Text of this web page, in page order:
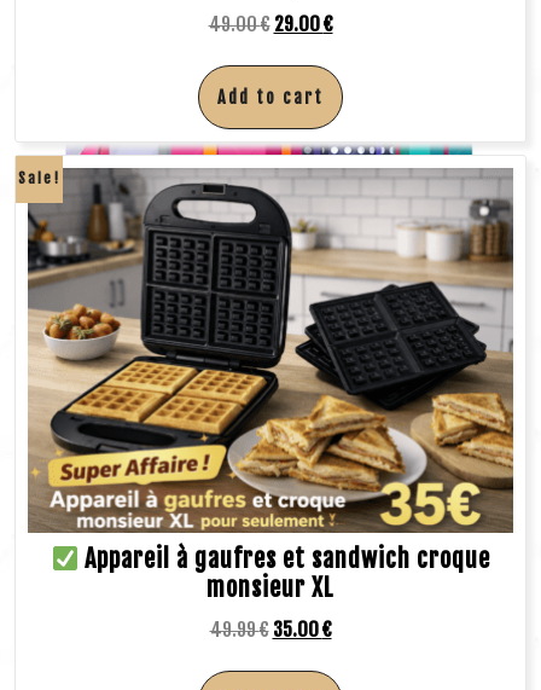
49.00€ 29.00€
Add to cart
Sale!
Appareil à gaufres et sandwich croque
monsieur XL
49.99€ 35.00€